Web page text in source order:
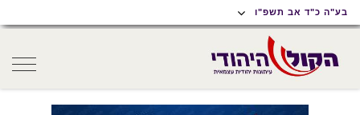
תפריט
נגישות
תפריט
ראשי
תוכן
ראשי
בע"ה כ"ד אב תשפ"ו